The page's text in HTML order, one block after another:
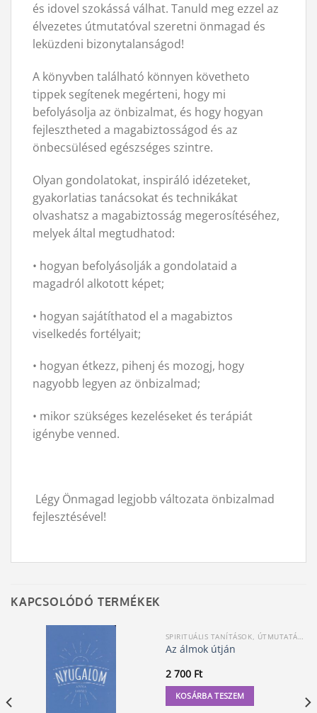
és idovel szokássá válhat. Tanuld meg ezzel az
élvezetes útmutatóval szeretni önmagad és
leküzdeni bizonytalanságod!
A könyvben található könnyen követheto
tippek segítenek megérteni, hogy mi
befolyásolja az önbizalmat, és hogy hogyan
fejlesztheted a magabiztosságod és az
önbecsülésed egészséges szintre.
Olyan gondolatokat, inspiráló idézeteket,
gyakorlatias tanácsokat és technikákat
olvashatsz a magabiztosság megerosítéséhez,
melyek által megtudhatod:
• hogyan befolyásolják a gondolataid a
magadról alkotott képet;
• hogyan sajátíthatod el a magabiztos
viselkedés fortélyait;
• hogyan étkezz, pihenj és mozogj, hogy
nagyobb legyen az önbizalmad;
• mikor szükséges kezeléseket és terápiát
igénybe venned.
Légy Önmagad legjobb változata önbizalmad
fejlesztésével!
KAPCSOLÓDÓ TERMÉKEK
SPIRITUÁLIS TANÍTÁSOK, ÚTMUTATÁSOK
Az álmok útján
2 700 Ft
KOSÁRBA TESZEM